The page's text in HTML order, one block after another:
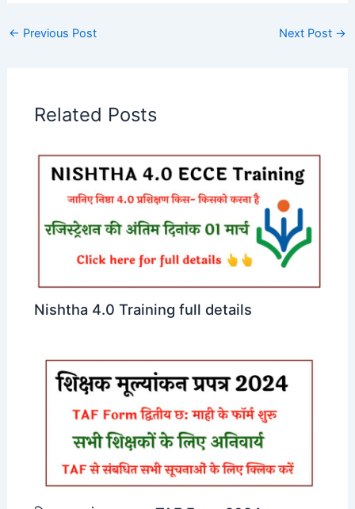
← Previous Post Next Post →
Related Posts
Nishtha 4.0 Training full details